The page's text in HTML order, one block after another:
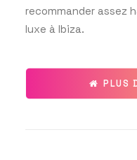
recommander assez
luxe à Ibiza.
PLUS